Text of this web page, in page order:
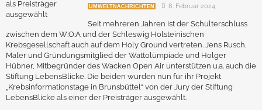
UMWELTNACHRICHTEN
8. Februar 2024
Seit mehreren Jahren ist der Schulterschluss
zwischen dem W:O:A und der Schleswig Holsteinischen
Krebsgesellschaft auch auf dem Holy Ground vertreten. Jens Rusch,
Maler und Gründungsmitglied der Wattolümpiade und Holger
Hübner, Mitbegründer des Wacken Open Air unterstützen u.a. auch die
Stiftung LebensBlicke. Die beiden wurden nun für ihr Projekt
„Krebsinformationstage in Brunsbüttel“ von der Jury der Stiftung
LebensBlicke als einer der Preisträger ausgewählt.